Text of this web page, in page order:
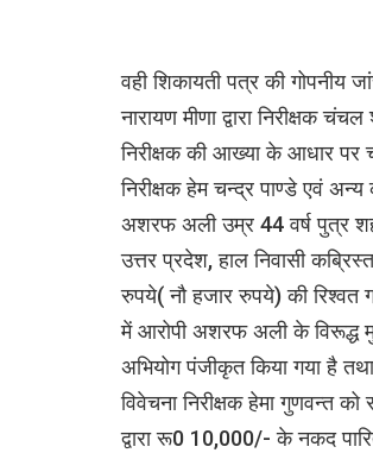
वही शिकायती पत्र की गोपनीय
नारायण मीणा द्वारा निरीक्षक
निरीक्षक की आख्या के आधार पर
निरीक्षक हेम चन्द्र पाण्डे एवं
अशरफ अली उम्र 44 वर्ष पुत्र
उत्तर प्रदेश, हाल निवासी
रुपये( नौ हजार रुपये) की रिश्वत
में आरोपी अशरफ अली के विरूद्ध
अभियोग पंजीकृत किया गया है
विवेचना निरीक्षक हेमा गुणवन्त
द्वारा रू0 10,000/- के नकद